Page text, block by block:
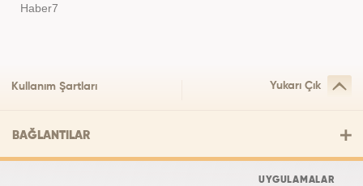
Haber7
Kullanım Şartları Yukarı Çık
BAĞLANTILAR
UYGULAMALAR